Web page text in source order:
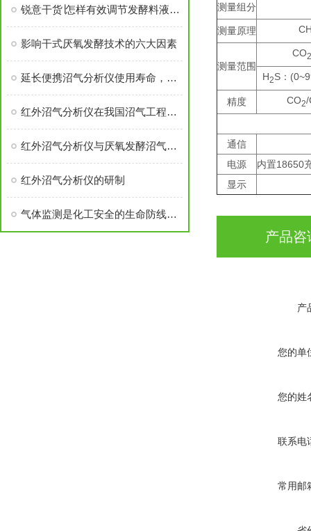
锐意干货∣怎样有效调节发酵料液pH值？
影响干式厌氧发酵技术的六大因素
延长便携沼气分析仪使用寿命，这样维护就对了！
红外沼气分析仪在我国沼气工程中的应用
红外沼气分析仪与厌氧发酵沼气产量计算
红外沼气分析仪的研制
气体监测是化工安全的生命防线——从工业事故思考超越安全生产月的永恒命题
测量组分
测量原理
测量范围
CO2
H2S：
精度 CO2/
通信
电源
内置18650
显示
产品咨
产
您的单
您的姓
联系电
常用邮